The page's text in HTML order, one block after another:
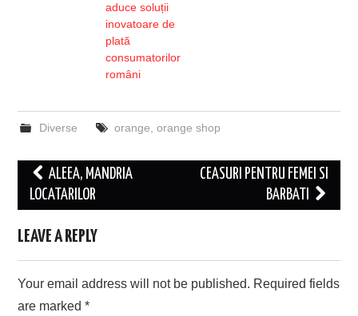
aduce soluții
inovatoare de
plată
consumatorilor
români
Diverse orange orange shop
Post
navigation
ALEEA, MANDRIA
LOCATARILOR
CEASURI PENTRU FEMEI SI
BARBATI
LEAVE A REPLY
Your email address will not be published. Required fields
are marked*